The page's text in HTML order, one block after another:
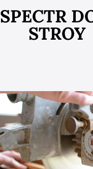
SPECTR
STROY